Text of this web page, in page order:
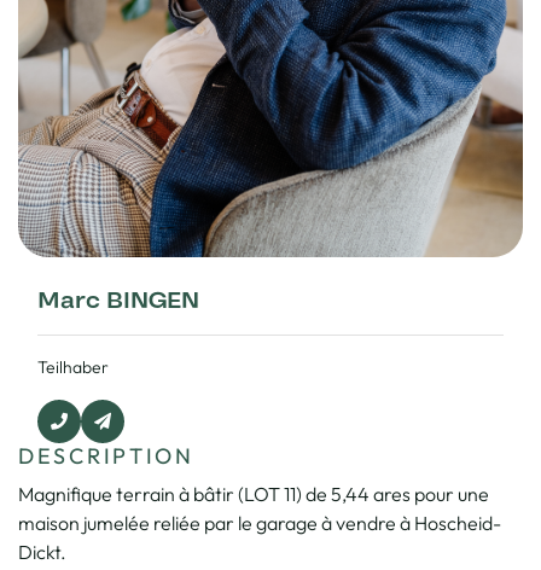
DESCRIPTION
Magnifique terrain à bâtir (LOT 11) de 5,44 ares pour une
maison jumelée reliée par le garage à vendre à Hoscheid-
Dickt.
Marc BINGEN
Teilhaber